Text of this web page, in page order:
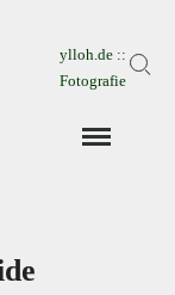
ylloh.de ::
Fotografie